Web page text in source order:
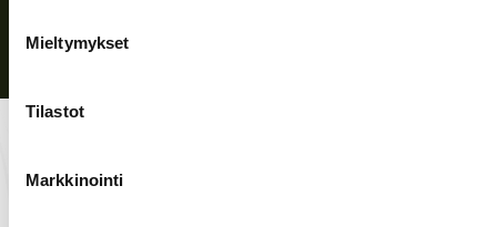
Mieltymykset
Tilastot
Markkinointi